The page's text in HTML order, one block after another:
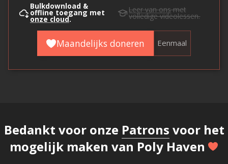
Bulkdownload &
offline toegang met
onze cloud.
Leer van onsmet
volledige videolessen.
Maandelijks doneren Eenmaal
Bedankt voor onze Patrons voor het
mogelijk maken van Poly Haven